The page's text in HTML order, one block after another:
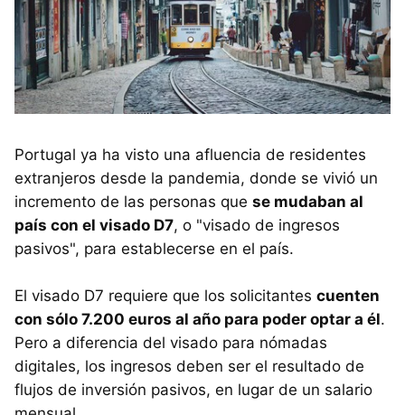
Portugal ya ha visto una afluencia de residentes
extranjeros desde la pandemia, donde se vivió un
incremento de las personas que se mudaban al
país con el visado D7, o "visado de ingresos
pasivos", para establecerse en el país.
El visado D7 requiere que los solicitantes cuenten
con sólo 7.200 euros al año para poder optar a él.
Pero a diferencia del visado para nómadas
digitales, los ingresos deben ser el resultado de
flujos de inversión pasivos, en lugar de un salario